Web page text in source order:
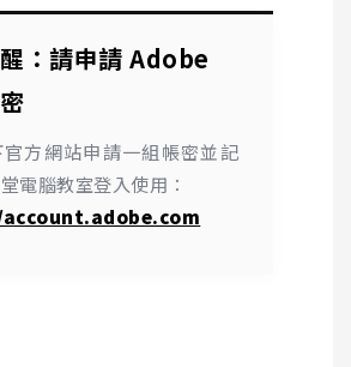
：請申請Adobe
方網站申請一組帳密並記
電腦教室登入使用：